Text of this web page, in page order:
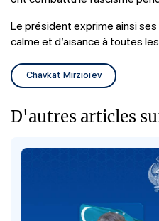
Le président exprime ainsi
calme et d’aisance à toutes
Chavkat Mirzioïev
D'autres articles